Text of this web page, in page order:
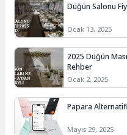
Düğün Salonu
Ocak 13, 2025
2025 Düğün
Rehber
Ocak 2, 2025
Papara
Mayıs 29, 2025